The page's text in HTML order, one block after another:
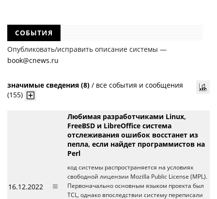
СОБЫТИЯ
Опубликовать/исправить описание системы —
book@cnews.ru
значимые сведения (8) / все события и сообщения
(155)
16.12.2022
Любимая разработчиками Linux,
FreeBSD и LibreOffice система
отслеживания ошибок восстанет из
пепла, если найдет программистов на
Perl
код системы распространяется на условиях
свободной лицензии Mozilla Public License (MPL).
Первоначально основным языком проекта был
TCL, однако впоследствии систему переписали